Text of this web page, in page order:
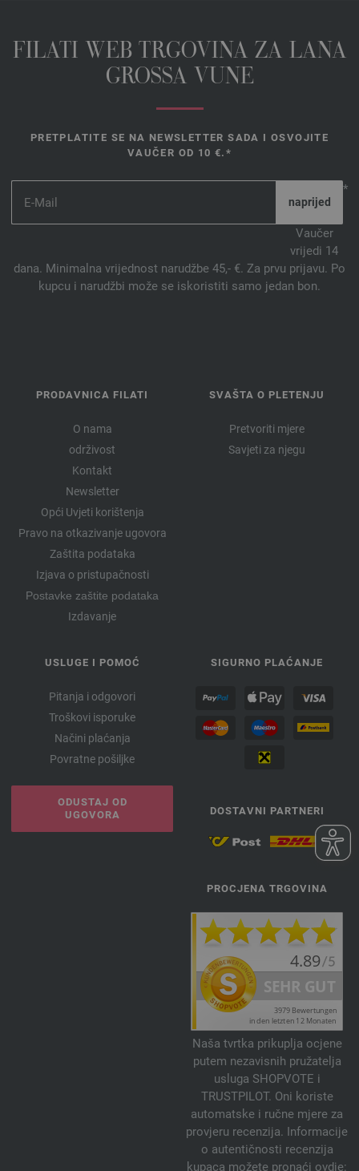
FILATI WEB TRGOVINA ZA LANA
GROSSA VUNE
PRETPLATITE SE NA NEWSLETTER SADA I OSVOJITE
VAUČER OD 10 €.*
*
Vaučer
vrijedi 14
dana. Minimalna vrijednost narudžbe 45,- €. Za prvu prijavu. Po
kupcu i narudžbi može se iskoristiti samo jedan bon.
PRODAVNICA FILATI
O nama
održivost
Kontakt
Newsletter
Opći Uvjeti korištenja
Pravo na otkazivanje ugovora
Zaštita podataka
Izjava o pristupačnosti
Postavke zaštite podataka
Izdavanje
SVAŠTA O PLETENJU
Pretvoriti mjere
Savjeti za njegu
USLUGE I POMOĆ
Pitanja i odgovori
Troškovi isporuke
Načini plaćanja
Povratne pošiljke
ODUSTAJ OD
UGOVORA
SIGURNO PLAĆANJE
DOSTAVNI PARTNERI
PROCJENA TRGOVINA
Naša tvrtka prikuplja ocjene
putem nezavisnih pružatelja
usluga SHOPVOTE i
TRUSTPILOT. Oni koriste
automatske i ručne mjere za
provjeru recenzija. Informacije
o autentičnosti recenzija
kupaca možete pronaći ovdje: